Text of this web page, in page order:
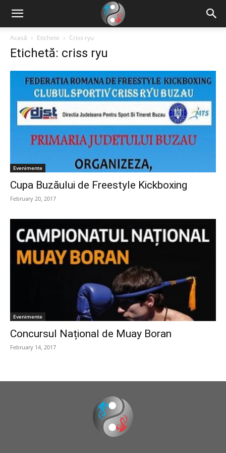
Acasă Etichete Criss ryu
Etichetă: criss ryu
Evenimente
Cupa Buzăului de Freestyle Kickboxing
February 20, 2017
Evenimente
Concursul Național de Muay Boran
February 14, 2017